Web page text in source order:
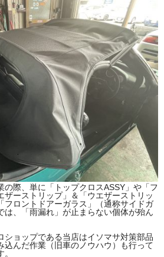
の際、単に「トップクロスASSY」や「フ
ザーストリップ」＆「ウエザーストリッ
フロントドアーガラス」（通称サイドガ
は、「雨漏れ」が止まらない個体が殆ん
ショップである当店はイソマサ対策部品
込んだ作業（旧車のノウハウ）も行って